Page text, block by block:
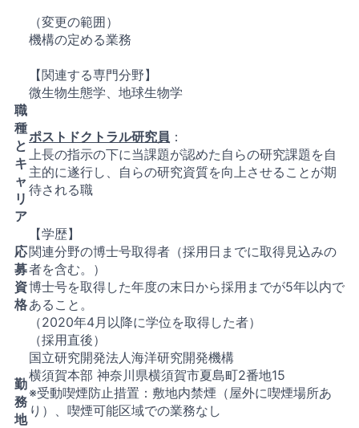
（変更の範囲）
機構の定める業務
【関連する専門分野】
微生物生態学、地球生物学
職
種
と
キ
ャ
リ
ア
ポストドクトラル研究員 ：
上長の指示の下に当課題が認めた自らの研究課題を自
主的に遂行し、自らの研究資質を向上させることが期
待される職
応
募
資
格
【学歴】
関連分野の博士号取得者（採用日までに取得見込みの
者を含む。）
博士号を取得した年度の末日から採用までが5年以内で
あること。
（2020年4月以降に学位を取得した者）
勤
務
地
（採用直後）
国立研究開発法人海洋研究開発機構
横須賀本部 神奈川県横須賀市夏島町2番地15
※受動喫煙防止措置：敷地内禁煙（屋外に喫煙場所あ
り）、喫煙可能区域での業務なし